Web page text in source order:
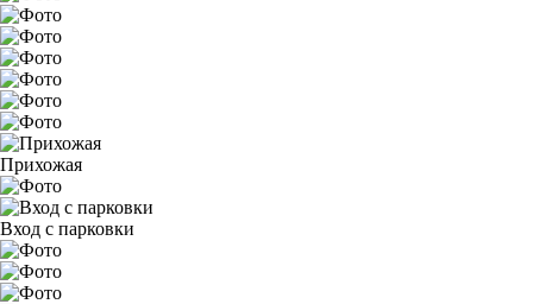
Прихожая
Вход с парковки